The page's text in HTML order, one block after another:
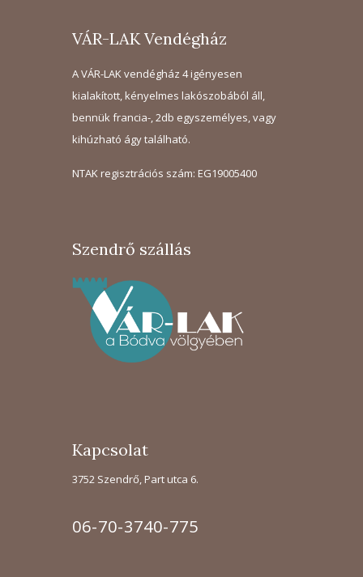
VÁR-LAK Vendégház
A VÁR-LAK vendégház 4 igényesen
kialakított, kényelmes lakószobából áll,
bennük francia-, 2db egyszemélyes, vagy
kihúzható ágy található.
NTAK regisztrációs szám: EG19005400
Szendrő szállás
Kapcsolat
3752 Szendrő, Part utca 6.
06-70-3740-775